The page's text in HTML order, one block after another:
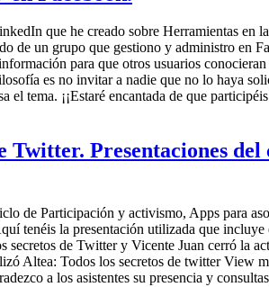
que he creado sobre Herramientas
de un grupo que gestiono y administro en
para que otros usuarios
es no invitar a nadie que no lo haya
el tema. ¡¡Estaré encantada de que
Twitter. Presentaciones
de Participación y activismo, Apps para
tenéis la presentación utilizada que
de Twitter y Vicente Juan cerró la
Altea: Todos los secretos de twitter View
a los asistentes su presencia y